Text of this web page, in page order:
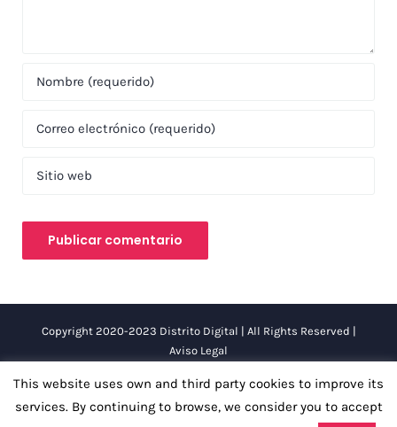
Copyright 2020-2023 Distrito Digital | All Rights Reserved |
Aviso Legal
FacebookInstagramLinkedInTwitterYouTube
This website uses own and third party cookies to improve its
services. By continuing to browse, we consider you to accept